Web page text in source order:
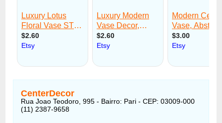
CenterDecor
Rua Joao Teodoro, 995 - Bairro: Pari - CEP: 03009-000
(11) 2387-9658